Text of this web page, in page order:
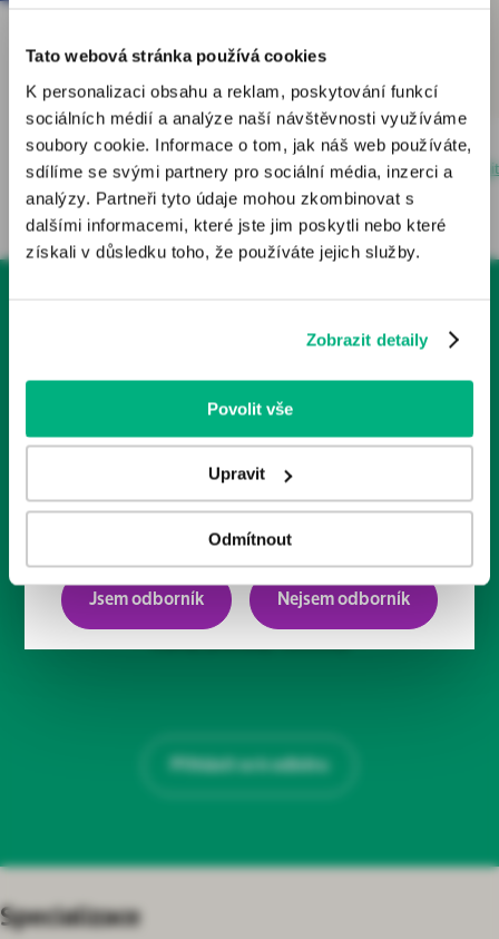
Tato webová stránka používá cookies
K personalizaci obsahu a reklam, poskytování funkcí
sociálních médií a analýze naší návštěvnosti využíváme
soubory cookie. Informace o tom, jak náš web používáte,
sdílíme se svými partnery pro sociální média, inzerci a
analýzy. Partneři tyto údaje mohou zkombinovat s
dalšími informacemi, které jste jim poskytli nebo které
získali v důsledku toho, že používáte jejich služby.
Zobrazit detaily
Povolit vše
Upravit
Odmítnout
Produkt měsíce ledna - Coroflex® Blue Ultra
16. leden 2015
Uložit
Newsletter
1x měsíčně
Odebírá už 2000+ kolegů
Přihlásit se k odběru
Specializace
odborníkům v České republice. Nejsou určeny laické
veřejnosti.
Odborníkem je dle § 2a zákona č. 40/1995 Sb., o regulaci
reklamy, v platném znění, osoba oprávněná předepisovat
nebo vydávat léčivé přípravky nebo zdravotnické
prostředky. Pokud osoba, která není odborníkem, vstoupí
na tyto webové stránky, vystavuje se riziku nesprávného
Kliknutím na tlačítko „Jsem odborník“ potvrzujete, že:
definicí pojmu „odborník“;
Jste odborníkem ve smyslu zákona o regulaci
reklamy;
Jste se seznámil/a s riziky, kterým se jiná osoba než
převážně pro odborníky.
Jsem odborník Nejsem odborník